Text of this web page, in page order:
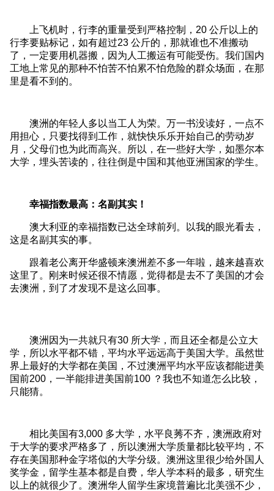
上飞机时，行李的重量受到严格控制，20 公斤以上的
行李要贴标记，如有超过23 公斤的，那就谁也不准搬动
了，一定要用机器搬，因为人工搬运有可能受伤。我们国内
工地上常见的那种不怕苦不怕累不怕危险的群众场面，在那
里是看不到的。
澳洲的年轻人多以当工人为荣。万一书没读好，一点不
用担心，只要找得到工作，就快快乐乐开始自己的劳动岁
月，父母们也为此而高兴。所以，在一些好大学，如墨尔本
大学，埋头苦读的，往往倒是中国和其他亚洲国家的学生。
幸福指数最高：名副其实！
澳大利亚的幸福指数已达全球前列。以我的眼光看去，
这是名副其实的事。
跟着老公离开华盛顿来澳洲差不多一年啦，越来越喜欢
这里了。刚来时候还很不情愿，觉得都是去不了美国的才会
去澳洲，到了才发现不是这么回事。
澳洲因为一共就只有30 所大学，而且还全都是公立大
学，所以水平都不错，平均水平远远高于美国大学。虽然世
界上最好的大学都在美国，不过澳洲平均水平应该都能进美
国前200，一半能排进美国前100 ？我也不知道怎么比较，
只能猜。
相比美国有3,000 多大学，水平良莠不齐，澳洲政府对
于大学的要求严格多了，所以澳洲大学质量都比较平均，不
存在美国那种金字塔似的大学分级。澳洲这里很少给外国人
奖学金，留学生基本都是自费，华人学本科的最多，研究生
以上的就很少了。澳洲华人留学生家境普遍比北美强不少，